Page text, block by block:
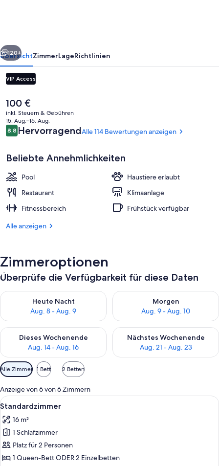
Bar auf der Dachterrasse
Weiter
120+
ÜbersichtZimmerLageRichtlinien
VIP Access
Der
aktuelle
Preis
beträgt
100 €.
100 €
inkl. Steuern & Gebühren
15. Aug.–16. Aug.
Bewertungen
8,88,8 von 10.
HervorragendAlle 114 Bewertungen anzeigen
Beliebte Annehmlichkeiten
Pool
Haustiere erlaubt
Restaurant
Klimaanlage
Fitnessbereich
Frühstück verfügbar
Alle anzeigen
Zimmeroptionen
Überprüfe die Verfügbarkeit für diese Daten
Heute Nacht
Aug. 8 - Aug. 9
Überprüfe die Verfügbarkeit für heute Nacht, Aug. 8 - Aug. 9.
Morgen
Aug. 9 - Aug. 10
Überprüfe die Verfügbarkeit
Dieses Wochenende
Aug. 14 - Aug. 16
Überprüfe die Verfügbarkeit für dieses Wochenende, Aug. 14
Nächstes Wochenende
Aug. 21 - Aug. 23
Überprüfe die Verfügbarkeit
Verfügbare
Filter
für
Zimmer
Alle Zimmer 1 Bett 2 Betten
Anzeige von 6 von 6 Zimmern
Alle
Fotos
für
Standardzimmer
anzeigen
Ein Hotelzimmer mit einem großen
9
Standardzimmer
16 m²
1 Schlafzimmer
Platz für 2 Personen
1 Queen-Bett ODER 2 Einzelbetten